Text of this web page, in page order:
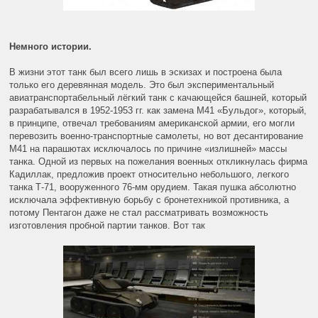
Немного истории.
В жизни этот танк был всего лишь в эскизах и построена была
только его деревянная модель. Это был экспериментальный
авиатранспортабельный лёгкий танк с качающейся башней, который
разрабатывался в 1952-1953 гг. как замена М41 «Бульдог», который,
в принципе, отвечал требованиям американской армии, его могли
перевозить военно-транспортные самолеты, но вот десантирование
М41 на парашютах исключалось по причине «излишней» массы
танка. Одной из первых на пожелания военных откликнулась фирма
Кадиллак, предложив проект относительно небольшого, легкого
танка Т-71, вооруженного 76-мм орудием. Такая пушка абсолютно
исключала эффективную борьбу с бронетехникой противника, а
потому Пентагон даже не стал рассматривать возможность
изготовления пробной партии танков. Вот так